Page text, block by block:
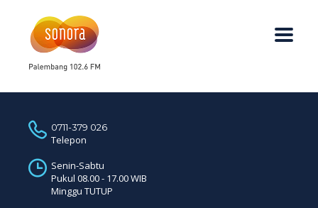
0711-379 026
Telepon
Senin-Sabtu
Pukul 08.00 - 17.00 WIB
Minggu TUTUP